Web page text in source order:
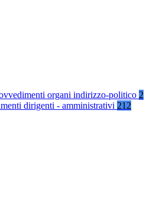
organi indirizzo-politico 2
dirigenti - amministrativi 212